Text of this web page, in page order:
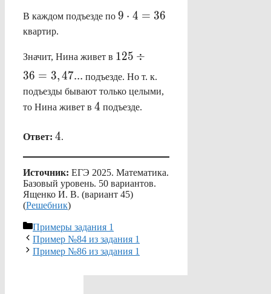
В каждом подъезде по 9
9 ⋅ 4 = 36
квартир.
Значит, Нина живет в 125 \div
125 ÷
36 = 3,47... подъезде. Но т. к.
подъезды бывают только целыми,
то Нина живет в 4
4 подъезде.
Ответ: 4
4.
Источник: ЕГЭ 2025. Математика.
Базовый уровень. 50 вариантов.
Ященко И. В. (вариант 45)
(Решебник)
Рубрики
Примеры задания 1
Пример №84 из задания 1
Пример №86 из задания 1